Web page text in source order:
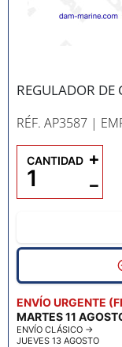
REGULADOR DE
RÉF. AP3587 |
ENVÍO URGENTE
MARTES 11
ENVÍO CLÁSICO →
JUEVES 13 AGOSTO
CANTIDAD
−
+